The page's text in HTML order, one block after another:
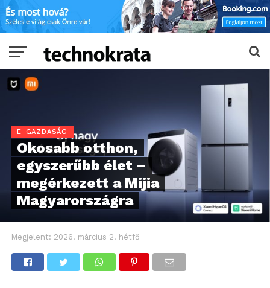
E-GAZDASÁG
Okosabb otthon,
egyszerűbb élet –
megérkezett a Mijia
Magyarországra
Megjelent: 2026. március 2. hétfő